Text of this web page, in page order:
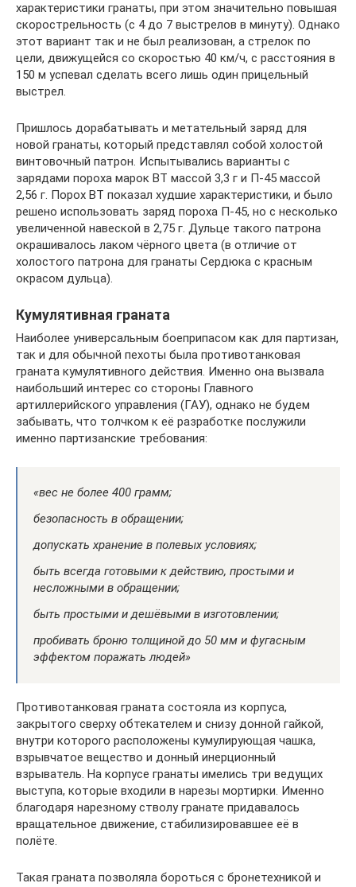
характеристики гранаты, при этом значительно повышая
скорострельность (с 4 до 7 выстрелов в минуту). Однако
этот вариант так и не был реализован, а стрелок по
цели, движущейся со скоростью 40 км/ч, с расстояния в
150 м успевал сделать всего лишь один прицельный
выстрел.
Пришлось дорабатывать и метательный заряд для
новой гранаты, который представлял собой холостой
винтовочный патрон. Испытывались варианты с
зарядами пороха марок ВТ массой 3,3 г и П-45 массой
2,56 г. Порох ВТ показал худшие характеристики, и было
решено использовать заряд пороха П-45, но с несколько
увеличенной навеской в 2,75 г. Дульце такого патрона
окрашивалось лаком чёрного цвета (в отличие от
холостого патрона для гранаты Сердюка с красным
окрасом дульца).
Кумулятивная граната
Наиболее универсальным боеприпасом как для партизан,
так и для обычной пехоты была противотанковая
граната кумулятивного действия. Именно она вызвала
наибольший интерес со стороны Главного
артиллерийского управления (ГАУ), однако не будем
забывать, что толчком к её разработке послужили
именно партизанские требования:
«вес не более 400 грамм;
безопасность в обращении;
допускать хранение в полевых условиях;
быть всегда готовыми к действию, простыми и
несложными в обращении;
быть простыми и дешёвыми в изготовлении;
пробивать броню толщиной до 50 мм и фугасным
эффектом поражать людей»
Противотанковая граната состояла из корпуса,
закрытого сверху обтекателем и снизу донной гайкой,
внутри которого расположены кумулирующая чашка,
взрывчатое вещество и донный инерционный
взрыватель. На корпусе гранаты имелись три ведущих
выступа, которые входили в нарезы мортирки. Именно
благодаря нарезному стволу гранате придавалось
вращательное движение, стабилизировавшее её в
полёте.
Такая граната позволяла бороться с бронетехникой и